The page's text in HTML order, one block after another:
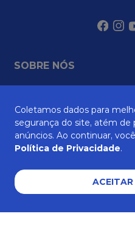
SOBRE NÓS
ATENDIMENTO
Coletamos dados para
segurança do site, atém de
anúncios. Ao continuar,
Política de Privacidade.
ACEITAR